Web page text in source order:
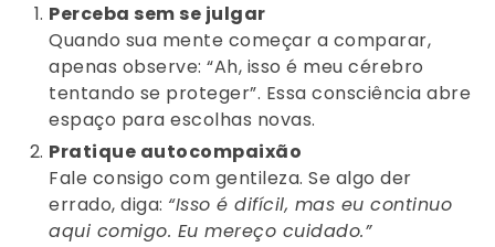
Perceba sem se julgar
Quando sua mente começar a comparar,
apenas observe: “Ah, isso é meu cérebro
tentando se proteger”. Essa consciência abre
espaço para escolhas novas.
Pratique autocompaixão
Fale consigo com gentileza. Se algo der
errado, diga: “Isso é difícil, mas eu continuo
aqui comigo. Eu mereço cuidado.”